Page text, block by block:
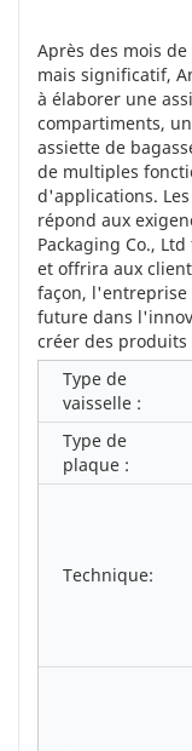
Après des mois
mais significatif,
à élaborer une
compartiments,
assiette de
de multiples
d'applications.
répond aux
Packaging Co.,
et offrira aux
façon,
future dans
créer des produits
Type de
vaisselle :
Type de
plaque :
Technique: